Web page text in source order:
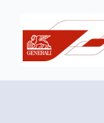
content